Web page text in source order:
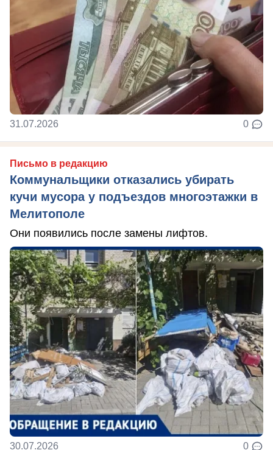
31.07.2026 0
Письмо в редакцию
Коммунальщики отказались убирать
кучи мусора у подъездов многоэтажки в
Мелитополе
Они появились после замены лифтов.
30.07.2026 0